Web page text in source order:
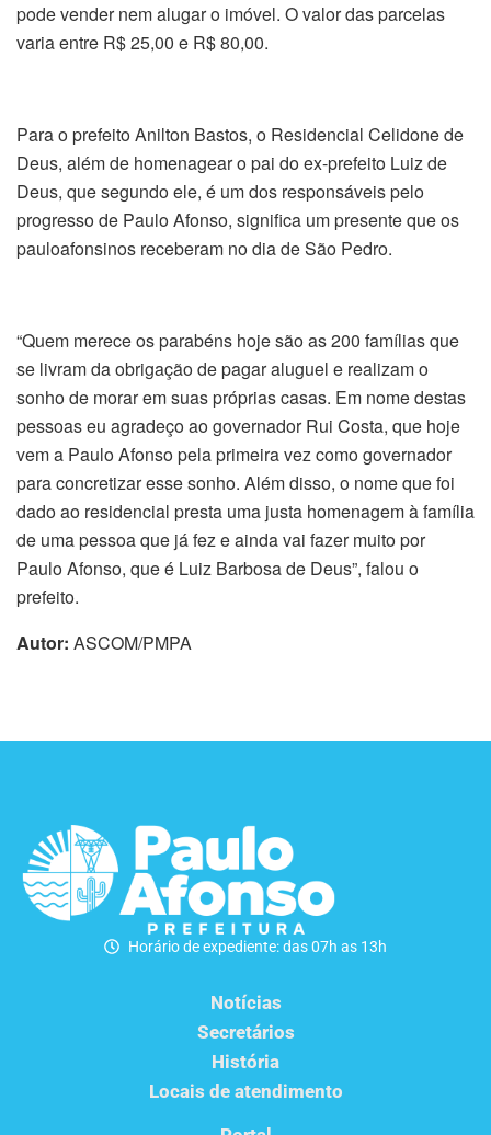
pode vender nem alugar o imóvel. O valor das parcelas
varia entre R$ 25,00 e R$ 80,00.
Para o prefeito Anilton Bastos, o Residencial Celidone de
Deus, além de homenagear o pai do ex-prefeito Luiz de
Deus, que segundo ele, é um dos responsáveis pelo
progresso de Paulo Afonso, significa um presente que os
pauloafonsinos receberam no dia de São Pedro.
“Quem merece os parabéns hoje são as 200 famílias que
se livram da obrigação de pagar aluguel e realizam o
sonho de morar em suas próprias casas. Em nome destas
pessoas eu agradeço ao governador Rui Costa, que hoje
vem a Paulo Afonso pela primeira vez como governador
para concretizar esse sonho. Além disso, o nome que foi
dado ao residencial presta uma justa homenagem à família
de uma pessoa que já fez e ainda vai fazer muito por
Paulo Afonso, que é Luiz Barbosa de Deus”, falou o
prefeito.
Autor: ASCOM/PMPA
Horário de expediente: das 07h as 13h
Notícias
Secretários
História
Locais de atendimento